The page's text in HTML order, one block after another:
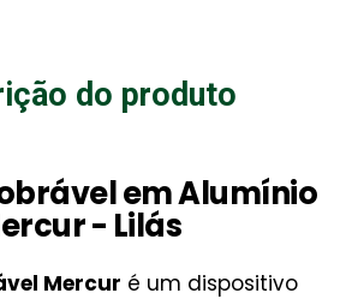
do produto
em Alumínio
- Lilás
Mercur é um dispositivo